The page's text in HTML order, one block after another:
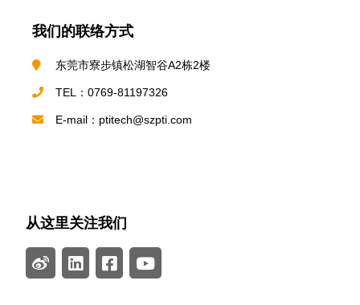
我们的联络方式
东莞市寮步镇松湖智谷A2栋2楼
TEL：0769-81197326
E-mail：ptitech@szpti.com
从这里关注我们